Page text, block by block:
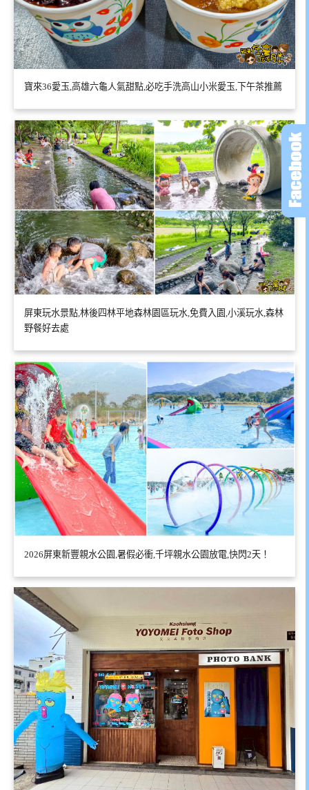
寶來36愛玉,高雄六龜人氣甜點,必吃手洗高山小米愛玉,下午茶推薦
屏東玩水景點,林後四林平地森林園區玩水,免費入園,小溪玩水,森林
野餐好去處
2026屏東新豐親水公園,暑假必衝,千坪親水公園放電,快閃2天！